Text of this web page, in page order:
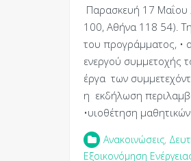
Παρασκευή 17 Μαΐου
100, Αθήνα 118 54).
του προγράµµατος, •
ενεργού συµµετοχής
έργα των
η εκδήλωση
•υιοθέτηση
Ανακοινώσεις,
Εξοικονόμηση